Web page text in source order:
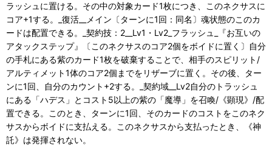
ラッシュに置ける。その中の対象カード1枚につき、このネクサスに
コア+1する。_復活__メイン〔ターンに1回：同名〕魂状態のこのカ
ードは配置できる。_契約技：2__Lv1・Lv2_フラッシュ_『お互いの
アタックステップ』〔このネクサスのコア2個をボイドに置く〕自分
の手札にある紫のカード1枚を破棄することで、相手のスピリット/
アルティメット1体のコア2個までをリザーブに置く。その後、ター
ンに1回、自分のカウント+2する。_契約域__Lv2自分のトラッシュ
にある「ハデス」とコスト5以上の紫の「魔導」を召喚/《顕現》/配
置できる。このとき、ターンに1回、そのカードのコストをこのネク
サスからボイドに支払える。このネクサスから支払ったとき、《神
託》は発揮されない。